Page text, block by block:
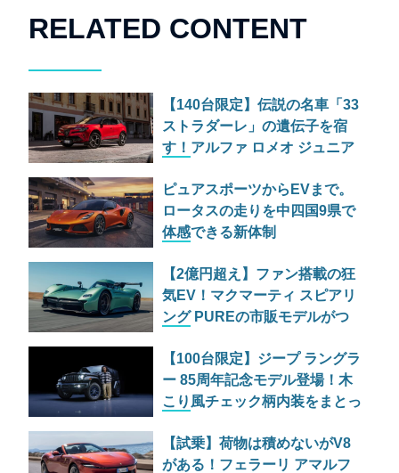
RELATED CONTENT
【140台限定】伝説の名車「33
ストラダーレ」の遺伝子を宿
す！アルファ ロメオ ジュニア
上陸
ピュアスポーツからEVまで。
ロータスの走りを中四国9県で
体感できる新体制
EXPERIENCE」とは
【2億円超え】ファン搭載の狂
気EV！マクマーティ スピアリ
ング PUREの市販モデルがつ
【100台限定】ジープ ラングラ
ー 85周年記念モデル登場！木
こり風チェック柄内装をまとっ
【試乗】荷物は積めないがV8
がある！フェラーリ アマルフ